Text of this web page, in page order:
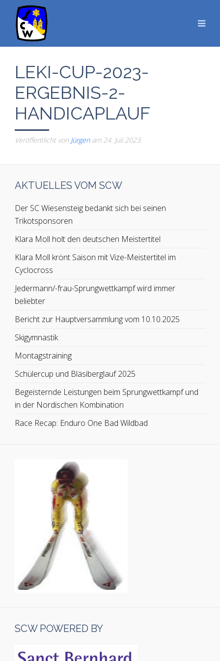
LEKI-CUP-2023-
ERGEBNIS-2-
HANDICAPLAUF
Veröffentlicht von Jürgenam 24. Juli 2023.
AKTUELLES VOM SCW
Der SC Wiesensteig bedankt sich bei seinen
Trikotsponsoren
Klara Moll holt den deutschen Meistertitel
Klara Moll krönt Saison mit Vize-Meistertitel im
Cyclocross
Jedermann/-frau-Sprungwettkampf wird immer
beliebter
Bericht zur Hauptversammlung vom 10.10.2025
Skigymnastik
Montagstraining
Schülercup und Bläsiberglauf 2025
Begeisternde Leistungen beim Sprungwettkampf und
in der Nordischen Kombination
Race Recap: Enduro One Bad Wildbad
SCW POWERED BY